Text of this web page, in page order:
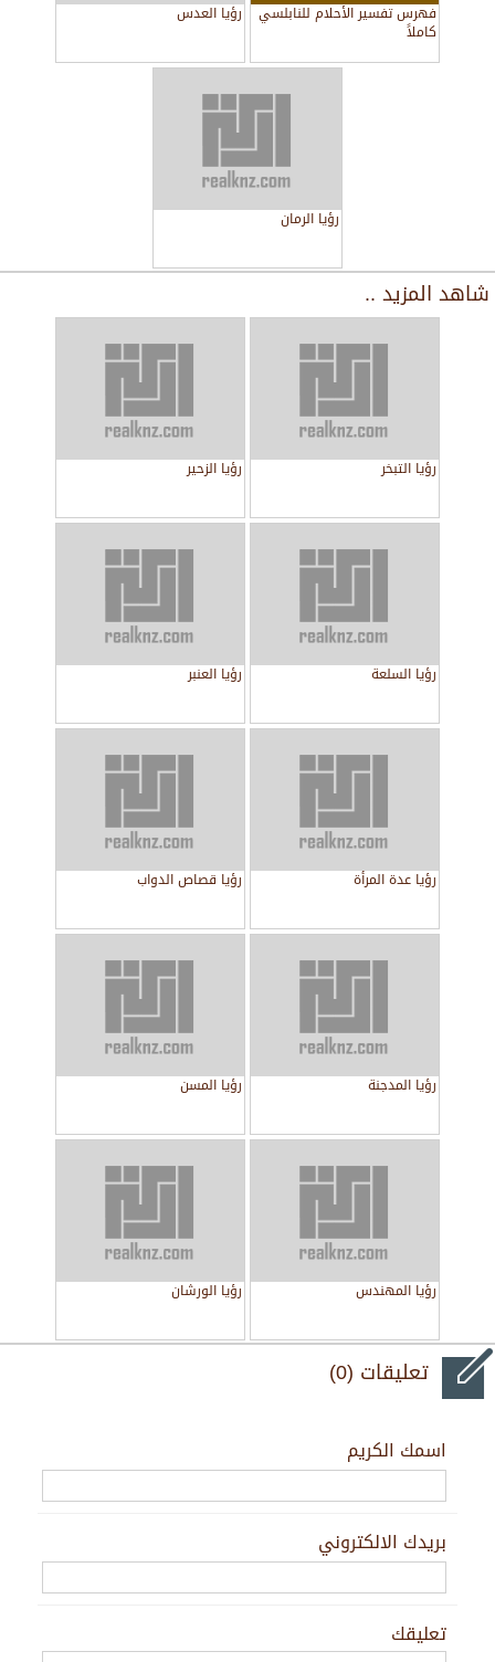
فهرس تفسير الأحلام للنابلسي
كاملاً
رؤيا العدس
رؤيا الرمان
شاهد المزيد ..
رؤيا التبخر رؤيا الزحير
رؤيا السلعة رؤيا العنبر
رؤيا عدة المرأة رؤيا قصاص الدواب
رؤيا المدجنة رؤيا المسن
رؤيا المهندس رؤيا الورشان
تعليقات (0)
اسمك الكريم
بريدك الالكتروني
تعليقك